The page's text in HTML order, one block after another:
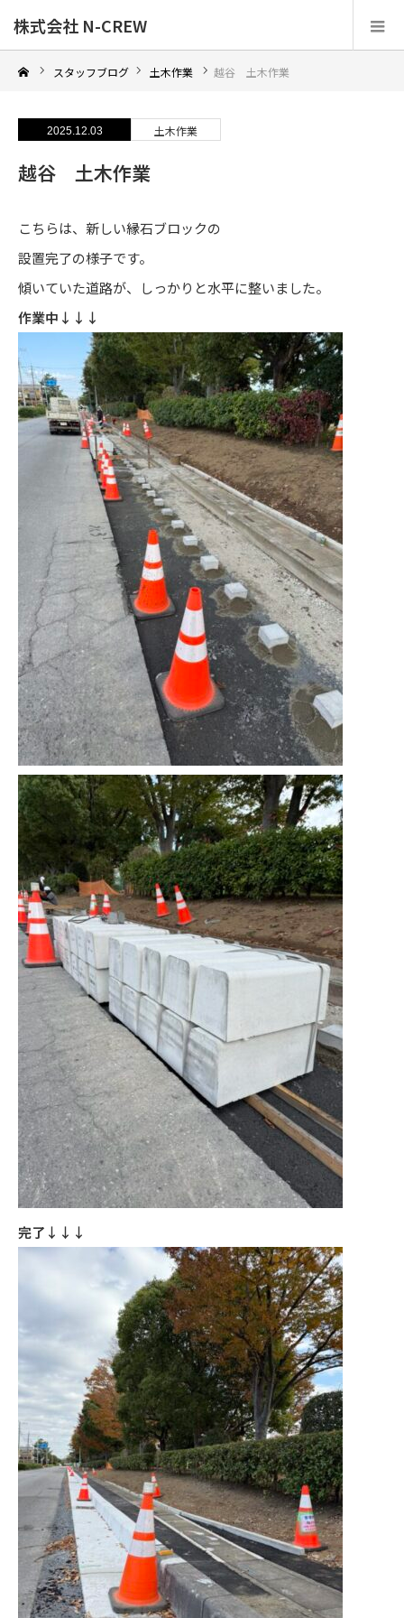
株式会社 N-CREW
スタッフブログ 土木作業 越谷 土木作業
2025.12.03 土木作業
越谷 土木作業
こちらは、新しい縁石ブロックの
設置完了の様子です。
傾いていた道路が、しっかりと水平に整いました。
作業中↓↓↓
完了↓↓↓